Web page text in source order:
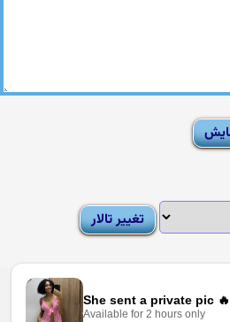
News Rules |
Sexy Pictures Archive | Adult Forums